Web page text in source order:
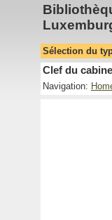
Sélection du
Clef du
Navigation: